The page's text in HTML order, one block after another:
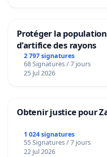
Protéger la
d’artifice des rayons
2 797 signatures
68 Signatures / 7 jours
25 Jul 2026
Obtenir justice pour
1 024 signatures
55 Signatures / 7 jours
22 Jul 2026